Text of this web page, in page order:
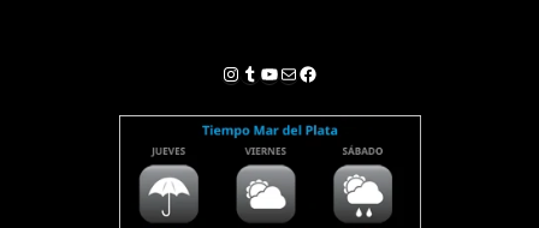
Instagram
Tumblr
YouTube
Correo electrónico
Facebook